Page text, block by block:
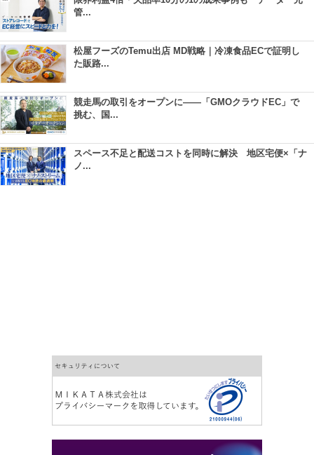
管...
松屋フーズのTemu出店 MD戦略｜冷凍食品ECで証明し
た販路...
競走馬の取引をオープンに――「GMOクラウドEC」で
挑む、国...
スペース不足と配送コストを同時に解決 地区宅便×「ナ
ノ...